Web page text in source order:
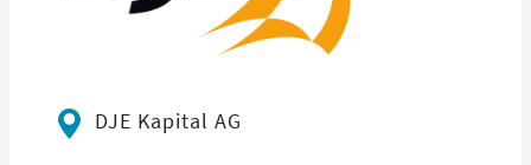
DJE Kapital AG